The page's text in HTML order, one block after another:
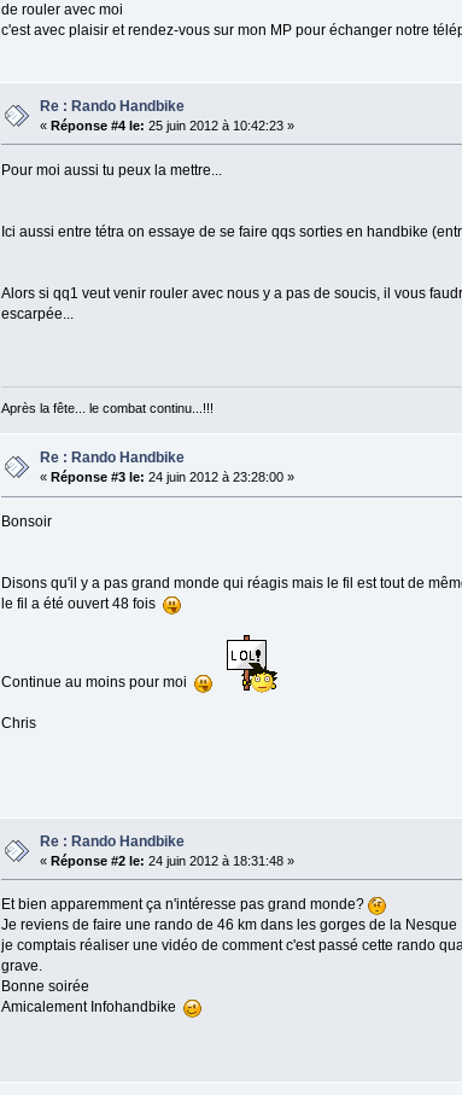
de rouler avec moi
c'est avec plaisir et rendez-vous sur mon MP pour échanger notre
Re : Rando Handbike
« Réponse #4 le: 25 juin 2012 à 10:42:23 »
Pour moi aussi tu peux la mettre...
Ici aussi entre tétra on essaye de se faire qqs sorties en handbike
Alors si qq1 veut venir rouler avec nous y a pas de soucis, il vous
escarpée...
Après la fête... le combat continu...!!!
Re : Rando Handbike
« Réponse #3 le: 24 juin 2012 à 23:28:00 »
Bonsoir
Disons qu'il y a pas grand monde qui réagis mais le fil est tout de
le fil a été ouvert 48 fois
Continue au moins pour moi
Chris
Re : Rando Handbike
« Réponse #2 le: 24 juin 2012 à 18:31:48 »
Et bien apparemment ça n'intéresse pas grand monde?
Je reviens de faire une rando de 46 km dans les gorges de la
je comptais réaliser une vidéo de comment c'est passé cette rando
grave.
Bonne soirée
Amicalement Infohandbike